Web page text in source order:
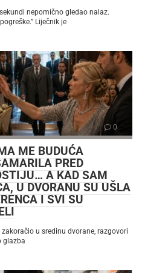
nepomično gledao nalaz.
Liječnik je
0
ME BUDUĆA
PRED
A KAD SAM
U DVORANU SU UŠLA
I SVI SU
zakoračio u sredinu dvorane, razgovori
glazba